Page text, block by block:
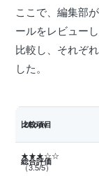
ここで、編集部
ールをレビュー
比較し、それぞ
した。
比較項目
2Conv
総合評価
★★★☆☆
（3.5/5）